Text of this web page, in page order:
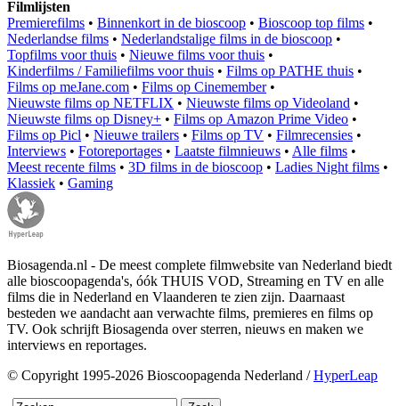
Filmlijsten
Premierefilms • Binnenkort in de bioscoop • Bioscoop top films •
Nederlandse films • Nederlandstalige films in de bioscoop •
Topfilms voor thuis • Nieuwe films voor thuis •
Kinderfilms / Familiefilms voor thuis • Films op PATHE thuis •
Films op meJane.com • Films op Cinemember•
Nieuwste films op NETFLIX • Nieuwste films op Videoland •
Nieuwste films op Disney+ • Films op Amazon Prime Video •
Films op Picl • Nieuwe trailers • Films op TV • Filmrecensies •
Interviews • Fotoreportages • Laatste filmnieuws • Alle films •
Meest recente films • 3D films in de bioscoop • Ladies Night films •
Klassiek • Gaming
Biosagenda.nl - De meest complete filmwebsite van Nederland biedt
alle bioscoopagenda's, óók THUIS VOD, Streaming en TV en alle
films die in Nederland en Vlaanderen te zien zijn. Daarnaast
besteden we aandacht aan verwachte films, premieres en films op
TV. Ook schrijft Biosagenda over sterren, nieuws en maken we
interviews en reportages.
© Copyright 1995-2026 Bioscoopagenda Nederland /HyperLeap